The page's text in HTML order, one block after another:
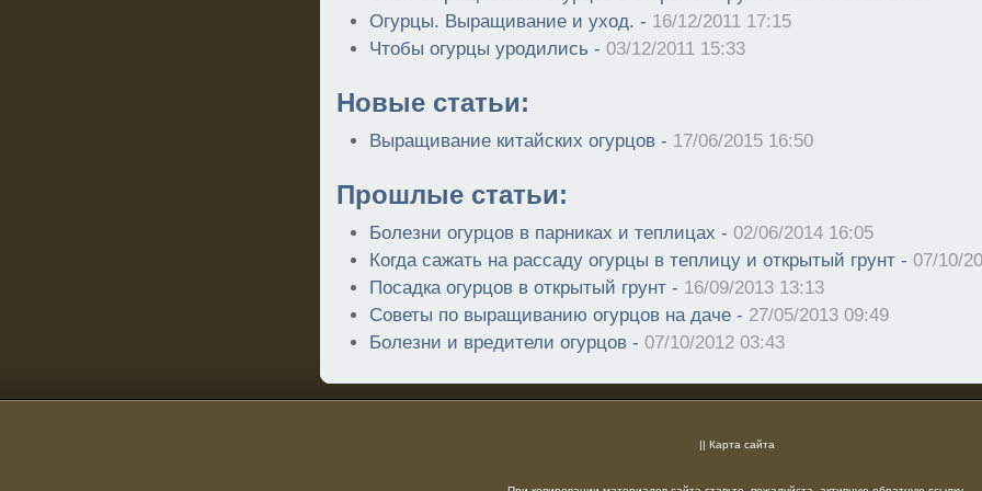
Огурцы. Выращивание и уход. - 16/12/2011 17:15
Чтобы огурцы уродились -03/12/2011 15:33
Новые статьи:
Выращивание китайских огурцов - 17/06/2015 16:50
Прошлые статьи:
Болезни огурцов в парниках и теплицах -02/06/2014 16:05
Когда сажать на рассаду огурцы в теплицу и открытый грунт -07/10/
Посадка огурцов в открытый грунт - 16/09/2013 13:13
Советы по выращиванию огурцов на даче - 27/05/2013 09:49
Болезни и вредители огурцов -07/10/2012 03:43
|| Карта сайта